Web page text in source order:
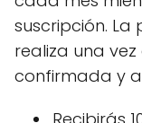
suscripción. La
realiza una
confirmada y